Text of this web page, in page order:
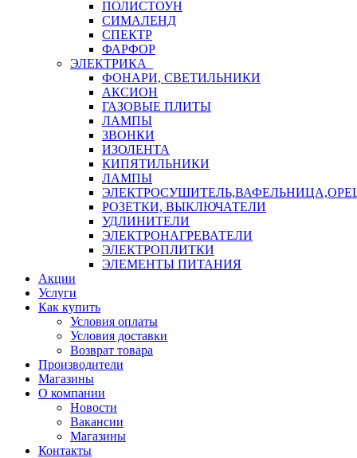
ПОЛИСТОУН
СИМАЛЕНД
СПЕКТР
ФАРФОР
ЭЛЕКТРИКА
ФОНАРИ, СВЕТИЛЬНИКИ
АКСИОН
ГАЗОВЫЕ ПЛИТЫ
ЛАМПЫ
ЗВОНКИ
ИЗОЛЕНТА
КИПЯТИЛЬНИКИ
ЛАМПЫ
РОЗЕТКИ, ВЫКЛЮЧАТЕЛИ
УДЛИНИТЕЛИ
ЭЛЕКТРОНАГРЕВАТЕЛИ
ЭЛЕКТРОПЛИТКИ
ЭЛЕМЕНТЫ ПИТАНИЯ
Акции
Услуги
Как купить
Условия оплаты
Условия доставки
Возврат товара
Производители
Магазины
О компании
Новости
Вакансии
Магазины
Контакты